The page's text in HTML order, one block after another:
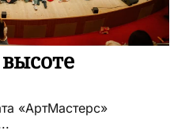
«АртМастерс»